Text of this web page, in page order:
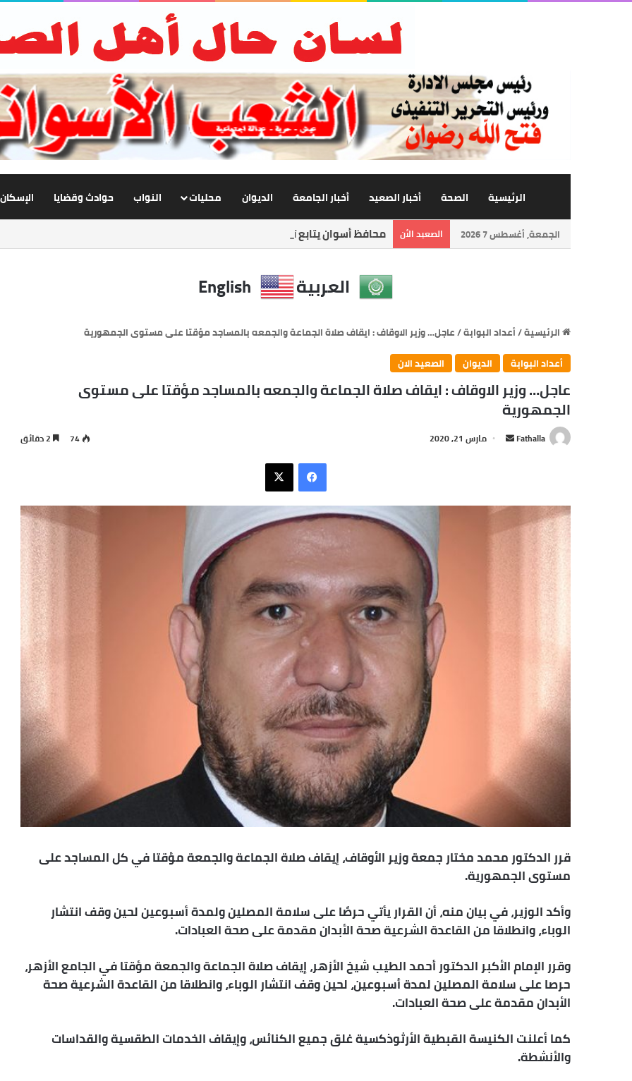
الرئيسية الصحة أخبار الصعيد أخبار الجامعة الديوان محليات النواب حوادث وقضايا الإسكان
الجمعة, أغسطس 7 2026 الصعيد الأن محافظ أسوان يتابع تطوير الإنارة بنصر النوبة.. ورفع كفاءة الطرق لخدمة المواطنين
العربية English
الرئيسية/أعداد البوابة/عاجل… وزير الاوقاف : ايقاف صلاة الجماعة والجمعه بالمساجد مؤقتا على مستوى الجمهورية
أعداد البوابة
الديوان الصعيد الان
عاجل… وزير الاوقاف : ايقاف صلاة الجماعة والجمعه بالمساجد مؤقتا على مستوى
الجمهورية
Fathalla
أرسل مارس 21, 2020 74
فيسبوك
X
قرر الدكتور محمد مختار جمعة وزير الأوقاف، إيقاف صلاة الجماعة والجمعة مؤقتا في كل المساجد على
مستوى الجمهورية.
وأكد الوزير، في بيان منه، أن القرار يأتي حرصًا على سلامة المصلين ولمدة أسبوعين لحين وقف انتشار
الوباء، وانطلاقا من القاعدة الشرعية صحة الأبدان مقدمة على صحة العبادات.
وقرر الإمام الأكبر الدكتور أحمد الطيب شيخ الأزهر، إيقاف صلاة الجماعة والجمعة مؤقتا في الجامع الأزهر،
حرصا على سلامة المصلين لمدة أسبوعين، لحين وقف انتشار الوباء، وانطلاقا من القاعدة الشرعية صحة
الأبدان مقدمة على صحة العبادات.
كما أعلنت الكنيسة القبطية الأرثوذكسية غلق جميع الكنائس، وإيقاف الخدمات الطقسية والقداسات
والأنشطة.